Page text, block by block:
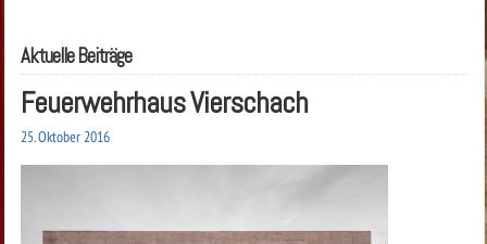
Aktuelle Beiträge
Feuerwehrhaus Vierschach
25. Oktober 2016